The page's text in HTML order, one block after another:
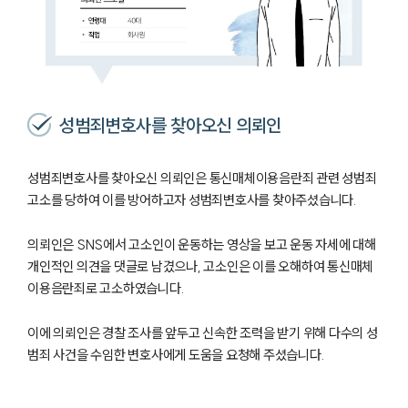
성범죄변호사를 찾아오신 의뢰인
성범죄변호사를 찾아오신 의뢰인은 통신매체이용음란죄 관련 성범죄
고소를 당하여 이를 방어하고자 성범죄변호사를 찾아주셨습니다.
의뢰인은 SNS에서 고소인이 운동하는 영상을 보고 운동 자세에 대해
개인적인 의견을 댓글로 남겼으나, 고소인은 이를 오해하여 통신매체
이용음란죄로 고소하였습니다.
이에 의뢰인은 경찰 조사를 앞두고 신속한 조력을 받기 위해 다수의 성
범죄 사건을 수임한 변호사에게 도움을 요청해 주셨습니다.